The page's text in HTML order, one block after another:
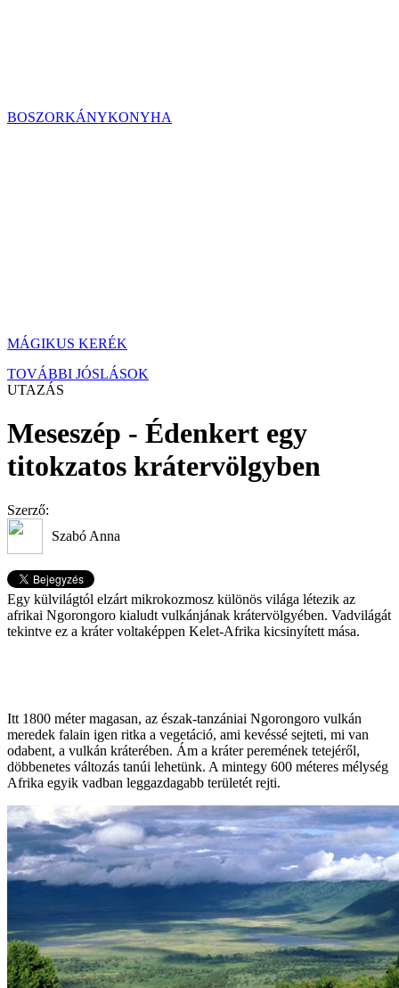
BOSZORKÁNYKONYHA
MÁGIKUS KERÉK
TOVÁBBI JÓSLÁSOK
UTAZÁS
Meseszép - Édenkert egy
titokzatos krátervölgyben
Szerző:
Szabó Anna
Egy külvilágtól elzárt mikrokozmosz különös világa létezik az
afrikai Ngorongoro kialudt vulkánjának krátervölgyében. Vadvilágát
tekintve ez a kráter voltaképpen Kelet-Afrika kicsinyített mása.
Itt 1800 méter magasan, az észak-tanzániai Ngorongoro vulkán
meredek falain igen ritka a vegetáció, ami kevéssé sejteti, mi van
odabent, a vulkán kráterében. Ám a kráter peremének tetejéről,
döbbenetes változás tanúi lehetünk. A mintegy 600 méteres mélység
Afrika egyik vadban leggazdagabb területét rejti.